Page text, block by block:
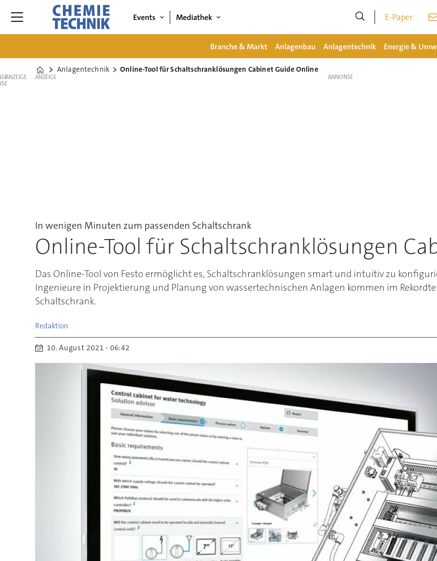
Events Mediathek E-Paper
Branche & Markt Anlagenbau Anlagentechnik Energie &
Home
Anlagentechnik Online-Tool für Schaltschranklösungen Cabinet Guide Online
ANZEIGE ANZEIGE
In wenigen Minuten zum passenden Schaltschrank
Online-Tool für Schaltschranklösungen
Das Online-Tool von Festo ermöglicht es, Schaltschranklösungen smart und intuitiv zu
Ingenieure in Projektierung und Planung von wassertechnischen Anlagen kommen im
Schaltschrank.
Redaktion
10. August 2021 - 06:42